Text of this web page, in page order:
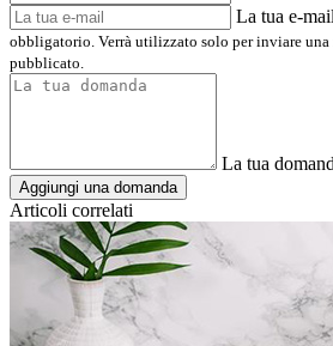
La tua e-mail
obbligatorio. Verrà utilizzato solo per inviare una
pubblicato.
La tua
Aggiungi una domanda
Articoli correlati